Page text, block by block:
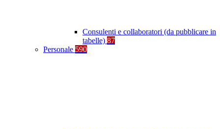
Consulenti e collaboratori (da pubblicare in
tabelle) 87
Personale 590